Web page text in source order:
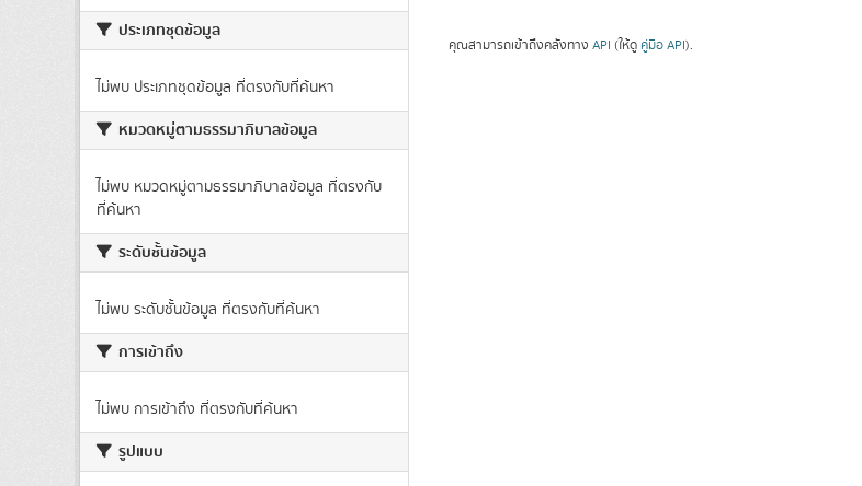
ประเภทชุดข้อมูล
ไม่พบ ประเภทชุดข้อมูล ที่ตรงกับที่ค้นหา
หมวดหมู่ตามธรรมาภิบาลข้อมูล
ไม่พบ หมวดหมู่ตามธรรมาภิบาลข้อมูล ที่ตรงกับ
ที่ค้นหา
ระดับชั้นข้อมูล
ไม่พบ ระดับชั้นข้อมูล ที่ตรงกับที่ค้นหา
การเข้าถึง
ไม่พบ การเข้าถึง ที่ตรงกับที่ค้นหา
รูปแบบ
คุณสามารถเข้าถึงคลังทาง API (ให้ดู คู่มือ API).